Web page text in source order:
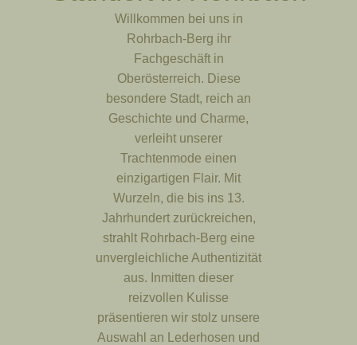
Willkommen bei uns in
Rohrbach-Berg ihr
Fachgeschäft in
Oberösterreich. Diese
besondere Stadt, reich an
Geschichte und Charme,
verleiht unserer
Trachtenmode einen
einzigartigen Flair. Mit
Wurzeln, die bis ins 13.
Jahrhundert zurückreichen,
strahlt Rohrbach-Berg eine
unvergleichliche Authentizität
aus. Inmitten dieser
reizvollen Kulisse
präsentieren wir stolz unsere
Auswahl an Lederhosen und